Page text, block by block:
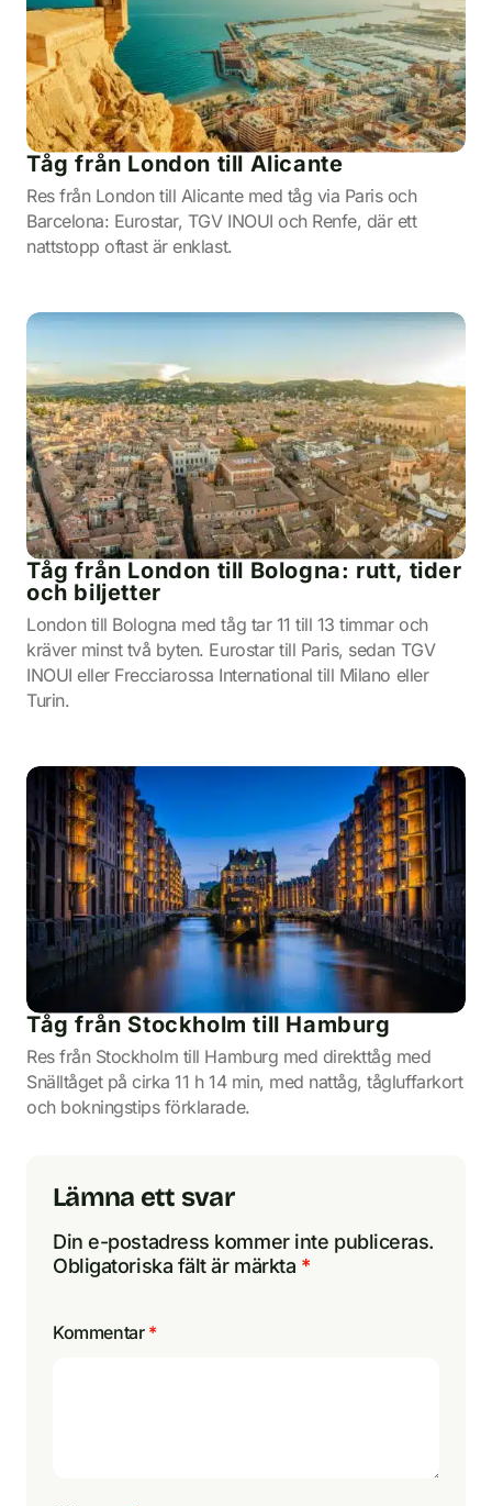
Tåg från London till Alicante
Res från London till Alicante med tåg via Paris och
Barcelona: Eurostar, TGV INOUI och Renfe, där ett
nattstopp oftast är enklast.
Tåg från London till Bologna: rutt, tider
och biljetter
London till Bologna med tåg tar 11 till 13 timmar och
kräver minst två byten. Eurostar till Paris, sedan TGV
INOUI eller Frecciarossa International till Milano eller
Turin.
Tåg från Stockholm till Hamburg
Res från Stockholm till Hamburg med direkttåg med
Snälltåget på cirka 11 h 14 min, med nattåg, tågluffarkort
och bokningstips förklarade.
Lämna ett svar
Din e-postadress kommer inte publiceras.
Obligatoriska fält är märkta *
Kommentar *